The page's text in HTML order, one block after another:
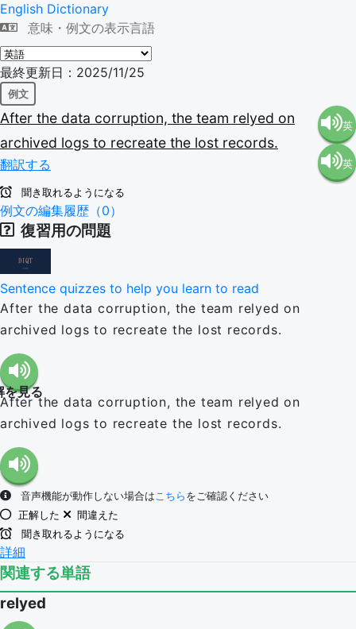
English Dictionary
意味・例文の表示言語
最終更新日：2025/11/25
例文
After the data corruption, the team relyed on
archived logs to recreate the lost records.
翻訳する
英
語（米
英
聞き取れるようになる
例文の編集履歴（0）
復習用の問題
Sentence quizzes to help you learn to read
After the data corruption, the team relyed on
archived logs to recreate the lost records.
を見る
After the data corruption, the team relyed on
archived logs to recreate the lost records.
音声機能が動作しない場合はこちら をご確認ください
正解した
間違えた
聞き取れるようになる
詳細
関連する単語
relyed